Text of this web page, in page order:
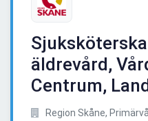
äldrevård,
Centrum,
Region Skåne,